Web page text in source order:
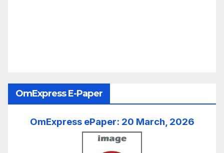
OmExpress E-Paper
OmExpress ePaper: 20 March, 2026